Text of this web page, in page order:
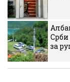
за